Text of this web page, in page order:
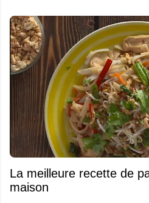
La meilleure recette de
maison